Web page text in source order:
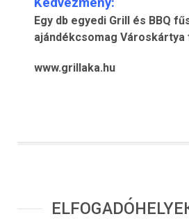
Egy db egyedi Grill és BBQ
ajándékcsomag
www.grillaka.hu